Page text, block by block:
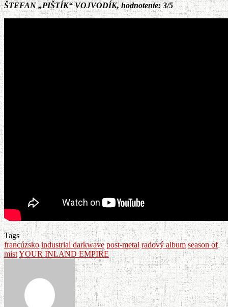
ŠTEFAN „PIŠTÍK“ VOJVODÍK, hodnotenie: 3/5
Tags
francúzsko industrial darkwave post-metal radový album season of
mistYOUR INLAND EMPIRE